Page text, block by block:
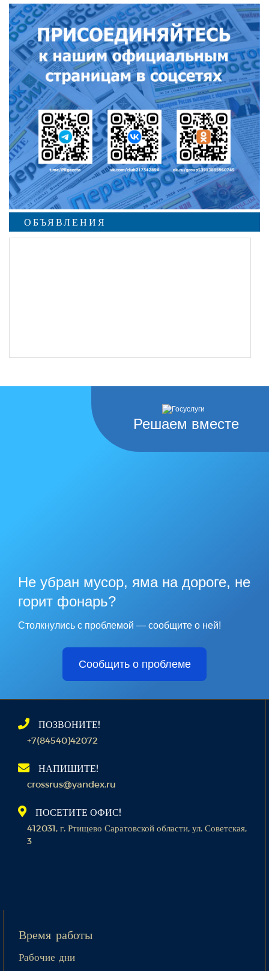
ОБЪЯВЛЕНИЯ
Решаем вместе
Не убран мусор, яма на дороге, не
горит фонарь?
Столкнулись с проблемой — сообщите о ней!
Сообщить о проблеме
ПОЗВОНИТЕ!
+7(84540)42072
НАПИШИТЕ!
crossrus@yandex.ru
ПОСЕТИТЕ ОФИС!
412031, г. Ртищево Саратовской области, ул. Советская,
3
Время работы
Рабочие дни